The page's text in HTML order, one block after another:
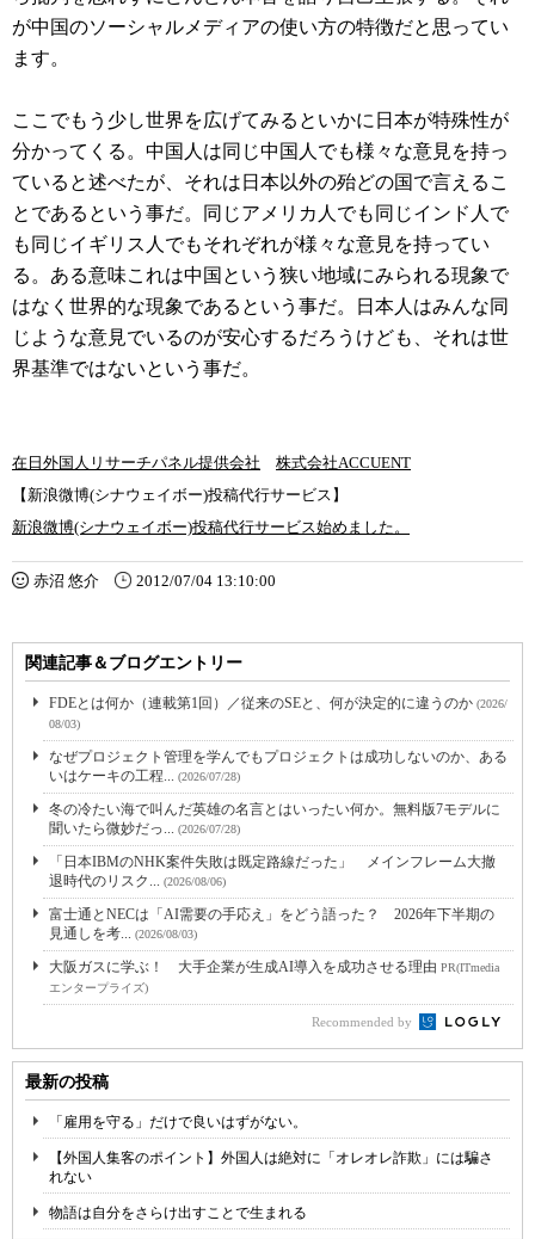
が中国のソーシャルメディアの使い方の特徴だと思ってい
ます。
ここでもう少し世界を広げてみるといかに日本が特殊性が
分かってくる。中国人は同じ中国人でも様々な意見を持っ
ていると述べたが、それは日本以外の殆どの国で言えるこ
とであるという事だ。同じアメリカ人でも同じインド人で
も同じイギリス人でもそれぞれが様々な意見を持ってい
る。ある意味これは中国という狭い地域にみられる現象で
はなく世界的な現象であるという事だ。日本人はみんな同
じような意見でいるのが安心するだろうけども、それは世
界基準ではないという事だ。
在日外国人リサーチパネル提供会社
株式会社ACCUENT
【新浪微博(シナウェイボー)投稿代行サービス】
新浪微博(シナウェイボー)投稿代行サービス始めました。
赤沼 悠介 2012/07/04 13:10:00
関連記事＆ブログエントリー
FDEとは何か（連載第1回）／従来のSEと、何が決定的に違うのか (2026/
08/03)
なぜプロジェクト管理を学んでもプロジェクトは成功しないのか、ある
いはケーキの工程... (2026/07/28)
冬の冷たい海で叫んだ英雄の名言とはいったい何か。無料版7モデルに
聞いたら微妙だっ... (2026/07/28)
「日本IBMのNHK案件失敗は既定路線だった」 メインフレーム大撤
退時代のリスク... (2026/08/06)
富士通とNECは「AI需要の手応え」をどう語った？ 2026年下半期の
見通しを考... (2026/08/03)
大阪ガスに学ぶ！ 大手企業が生成AI導入を成功させる理由 PR(ITmedia
エンタープライズ)
Recommended by
最新の投稿
「雇用を守る」だけで良いはずがない。
【外国人集客のポイント】外国人は絶対に「オレオレ詐欺」には騙さ
れない
物語は自分をさらけ出すことで生まれる